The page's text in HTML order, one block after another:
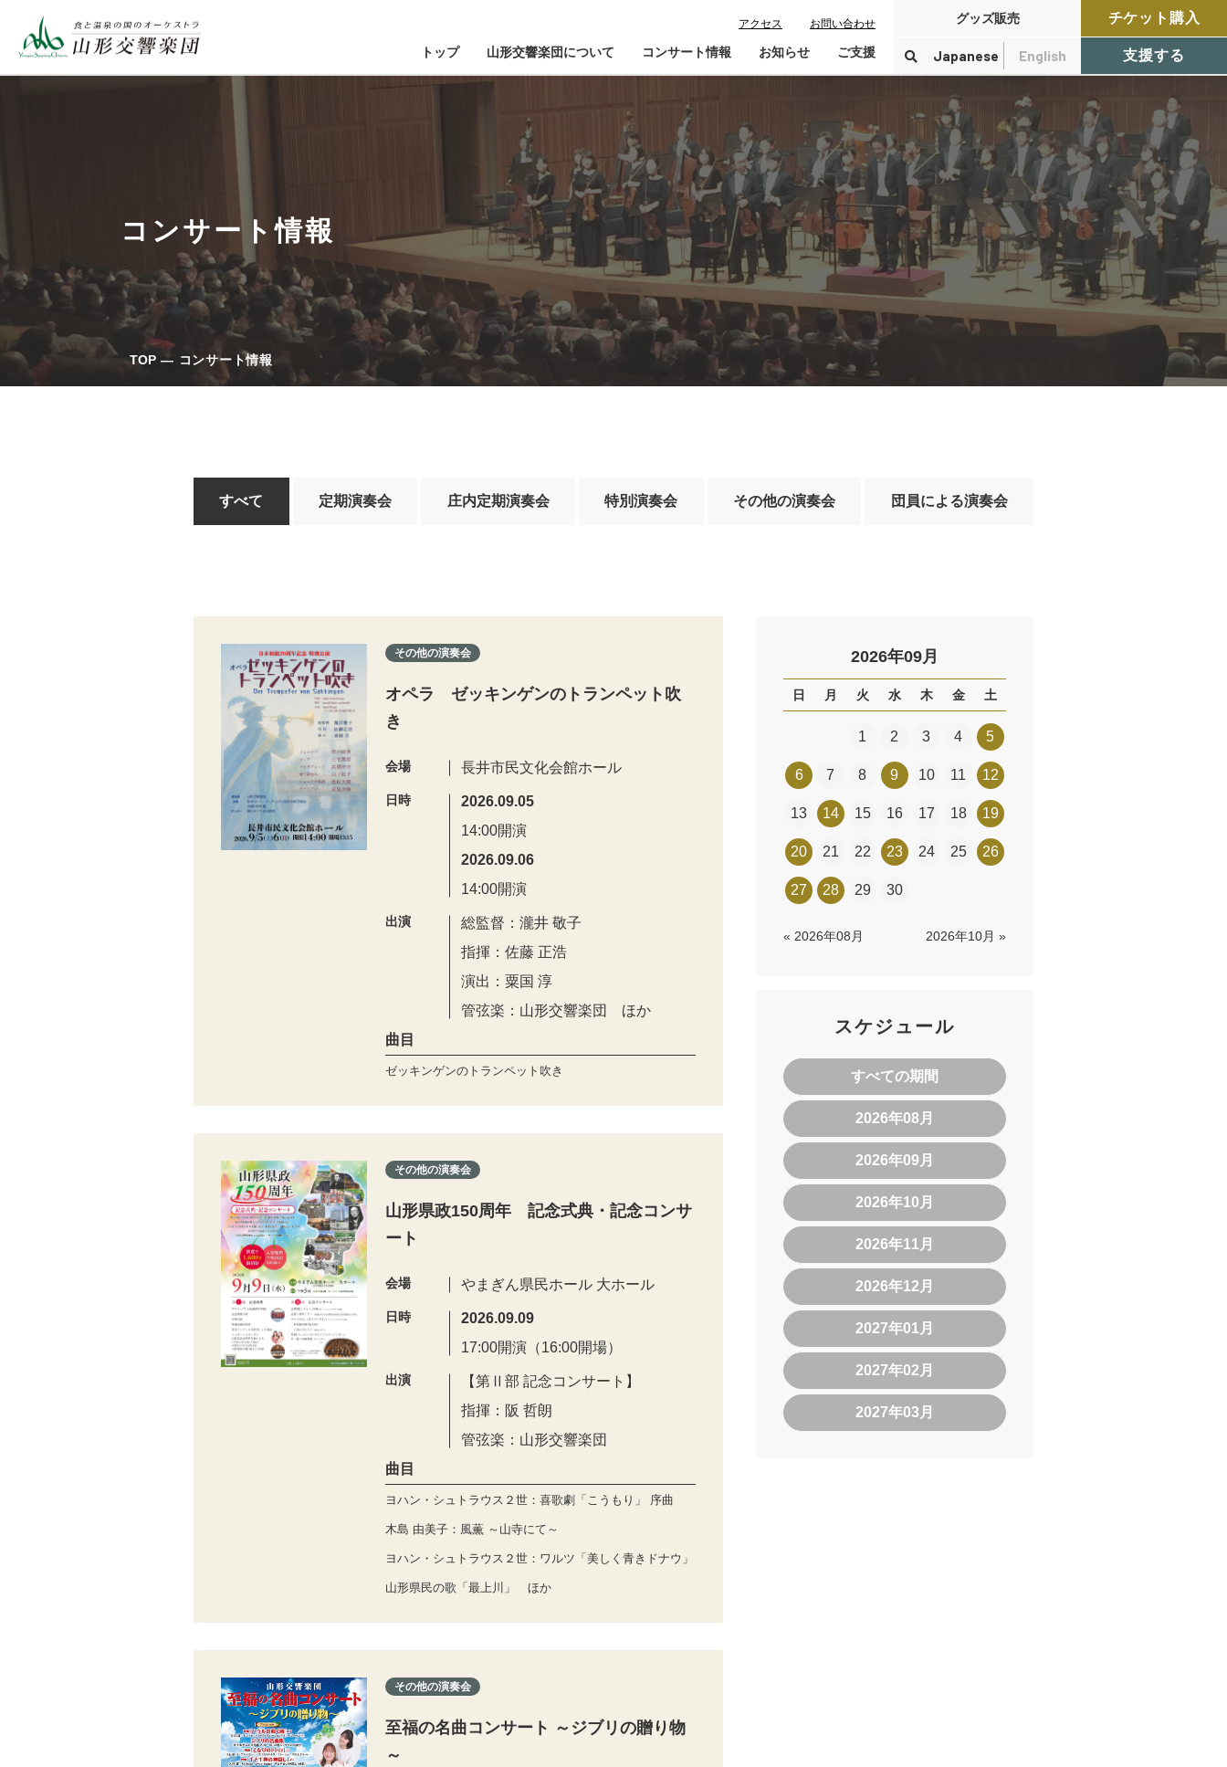
アクセス お問い合わせ
トップ 山形交響楽団について
山響が目指すもの
指揮者・楽団員紹介
山響アマデウスコア
山響の教育・地域交流
動画で見る山響
団体情報
コンサート情報
チケット購入ガイド
鑑賞会員入会
定期演奏会アーカイブ
お知らせ ご支援
寄付控除について
グッズ販売
Japanese English
チケット購入
支援する
コンサート情報
TOP コンサート情報
すべて 定期演奏会 庄内定期演奏会 特別演奏会 その他の演奏会 団員による演奏会
その他の演奏会
オペラ ゼッキンゲンのトランペット吹
き
会場 長井市民文化会館ホール
日時
2026.09.05
14:00開演
2026.09.06
14:00開演
出演
総監督：瀧井 敬子
指揮：佐藤 正浩
演出：粟国 淳
管弦楽：山形交響楽団 ほか
曲目
ゼッキンゲンのトランペット吹き
その他の演奏会
山形県政150周年 記念式典・記念コンサ
ート
会場 やまぎん県民ホール 大ホール
日時
2026.09.09
17:00開演（16:00開場）
出演
【第Ⅱ部 記念コンサート】
指揮：阪 哲朗
管弦楽：山形交響楽団
曲目
ヨハン・シュトラウス２世：喜歌劇「こうもり」 序曲
木島 由美子：風薫 ～山寺にて～
ヨハン・シュトラウス２世：ワルツ「美しく青きドナウ」
山形県民の歌「最上川」 ほか
その他の演奏会
至福の名曲コンサート ～ジブリの贈り物
～
2026年09月
日 月 火 水 木 金 土
1 2 3 4 5
6 7 8 9 10 11 12
13 14 15 16 17 18 19
20 21 22 23 24 25 26
27 28 29 30
« 2026年08月 2026年10月 »
スケジュール
すべての期間
2026年08月
2026年09月
2026年10月
2026年11月
2026年12月
2027年01月
2027年02月
2027年03月